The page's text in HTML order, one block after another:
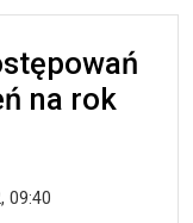
na rok
09:40